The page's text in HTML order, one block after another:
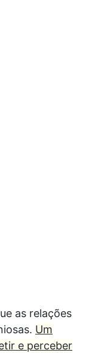
as relações
Um
e perceber